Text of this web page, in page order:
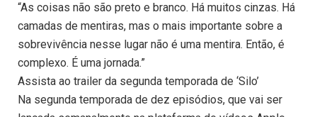
“As coisas não são preto e branco. Há muitos cinzas. Há
camadas de mentiras, mas o mais importante sobre a
sobrevivência nesse lugar não é uma mentira. Então, é
complexo. É uma jornada.”
Assista ao trailer da segunda temporada de ‘Silo’
Na segunda temporada de dez episódios, que vai ser